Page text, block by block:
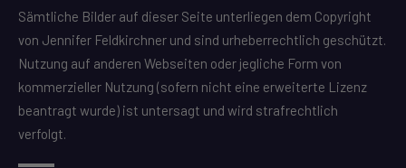
Sämtliche Bilder auf dieser Seite unterliegen dem Copyright
von Jennifer Feldkirchner und sind urheberrechtlich geschützt.
Nutzung auf anderen Webseiten oder jegliche Form von
kommerzieller Nutzung (sofern nicht eine erweiterte Lizenz
beantragt wurde) ist untersagt und wird strafrechtlich
verfolgt.